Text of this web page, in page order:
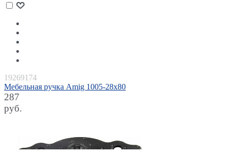
19269174
Мебельная ручка Amig 1005-28х80
287
руб.